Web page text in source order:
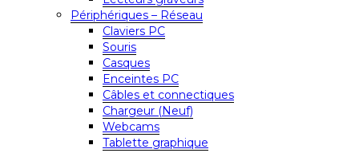
Périphériques – Réseau
Claviers PC
Souris
Casques
Enceintes PC
Câbles et connectiques
Chargeur (Neuf)
Webcams
Tablette graphique